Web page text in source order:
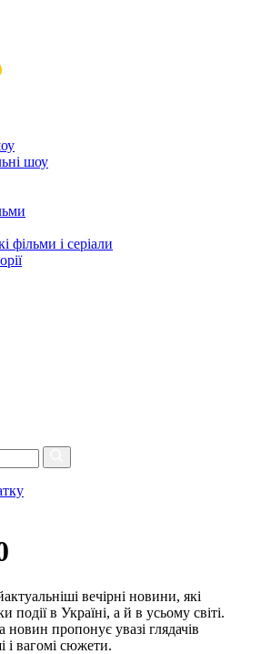
шоу
фільми і серіали
вечірні новини, які
події в Україні, а й в усьому світі.
пропонує увазі глядачів
і вагомі сюжети.